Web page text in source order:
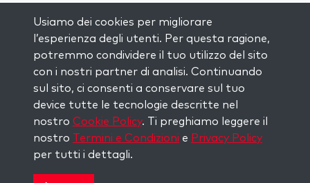
RIMANI AGGIORNATO
Iscriviti alla nostra mailing list e ricevi
ispirazione ogni settimana nella tua
casella di posta.
Iscriviti
Usiamo dei cookies per migliorare
l’esperienza degli utenti. Per questa ragione,
potremmo condividere il tuo utilizzo del sito
con i nostri partner di analisi. Continuando
sul sito, ci consenti a conservare sul tuo
device tutte le tecnologie descritte nel
nostro Cookie Policy. Ti preghiamo leggere il
nostro Termini e Condizioni e Privacy Policy
per tutti i dettagli.